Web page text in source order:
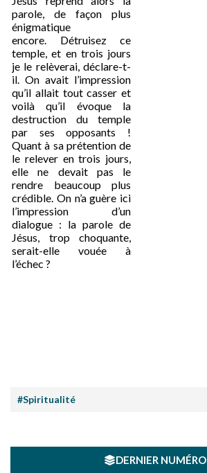
parole, de façon plus
énigmatique
encore. Détruisez ce
temple, et en trois jours
je le relèverai, déclare-t-
il. On avait l’impression
qu’il allait tout casser et
voilà qu’il évoque la
destruction du temple
par ses opposants !
Quant à sa prétention de
le relever en trois jours,
elle ne devait pas le
rendre beaucoup plus
crédible. On n’a guère ici
l’impression d’un
dialogue : la parole de
Jésus, trop choquante,
serait-elle vouée à
l’échec ?
#Spiritualité
DERNIER NUMÉRO